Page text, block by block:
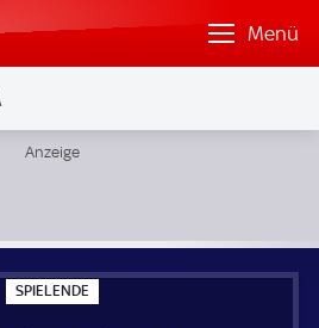
Menü
SPIELENDE
P